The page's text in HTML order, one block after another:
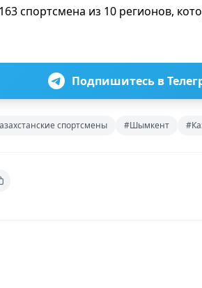
спортсмена из 10 регионов,
Подпишитесь в
спортсмены #Шымкент